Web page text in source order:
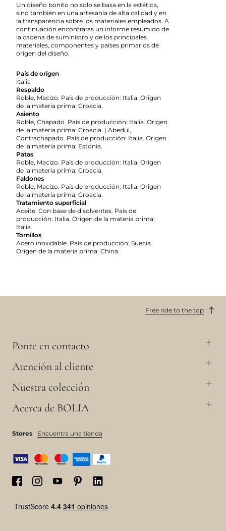
Un diseño bonito no solo se basa en la estética,
sino también en una artesanía de alta calidad y en
la transparencia sobre los materiales empleados. A
continuación encontrarás un informe resumido de
la cadena de suministro y de los principales
materiales, componentes y países primarios de
origen del diseño.
País de origen
Italia
Respaldo
Roble, Macizo. País de producción: Italia. Origen
de la materia prima: Croacia.
Asiento
Roble, Chapado. País de producción: Italia. Origen
de la materia prima: Croacia. | Abedul,
Contrachapado. País de producción: Italia. Origen
de la materia prima: Estonia.
Patas
Roble, Macizo. País de producción: Italia. Origen
de la materia prima: Croacia.
Faldones
Roble, Macizo. País de producción: Italia. Origen
de la materia prima: Croacia.
Tratamiento superficial
Aceite, Con base de disolventes. País de
producción: Italia. Origen de la materia prima:
Italia.
Tornillos
Acero inoxidable. País de producción: Suecia.
Origen de la materia prima: China.
Free ride to the top
Ponte en contacto
Atención al cliente
Nuestra colección
Acerca de BOLIA
Stores Encuentra una tienda